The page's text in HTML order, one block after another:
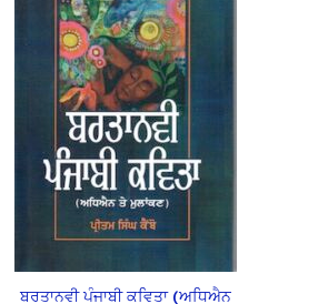
ਬਰਤਾਨਵੀ ਪੰਜਾਬੀ ਕਵਿਤਾ (ਅਧਿਐਨ